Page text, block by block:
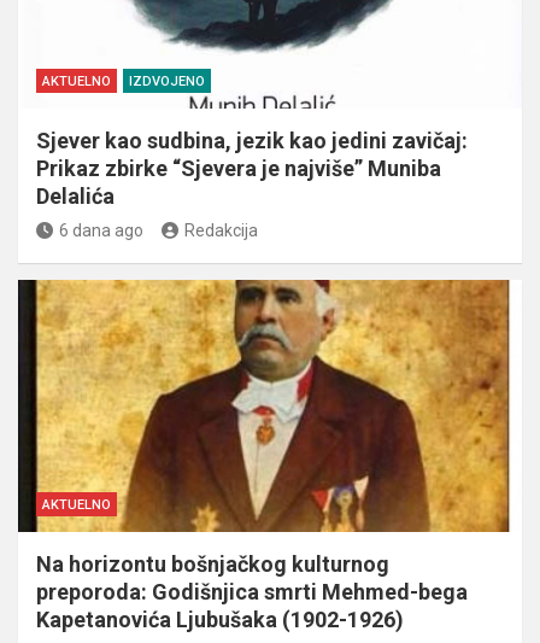
AKTUELNO IZDVOJENO
Sjever kao sudbina, jezik kao jedini zavičaj:
Prikaz zbirke “Sjevera je najviše” Muniba
Delalića
6 dana ago Redakcija
AKTUELNO
Na horizontu bošnjačkog kulturnog
preporoda: Godišnjica smrti Mehmed-bega
Kapetanovića Ljubušaka (1902-1926)